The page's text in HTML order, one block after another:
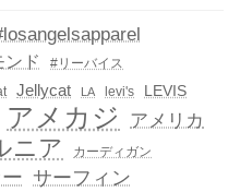
ンド
#リーバイス
Jellycat LA levi's
LEVIS
アメカジ アメリカ
ニア カーディガン
サーフィン